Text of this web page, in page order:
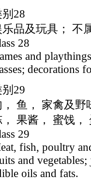
别28
乐品及玩具； 不
28
and
decorations
别29
， 鱼， 家禽及野
， 果酱， 蜜饯，
29
fish, poultry
and
oils and fats.